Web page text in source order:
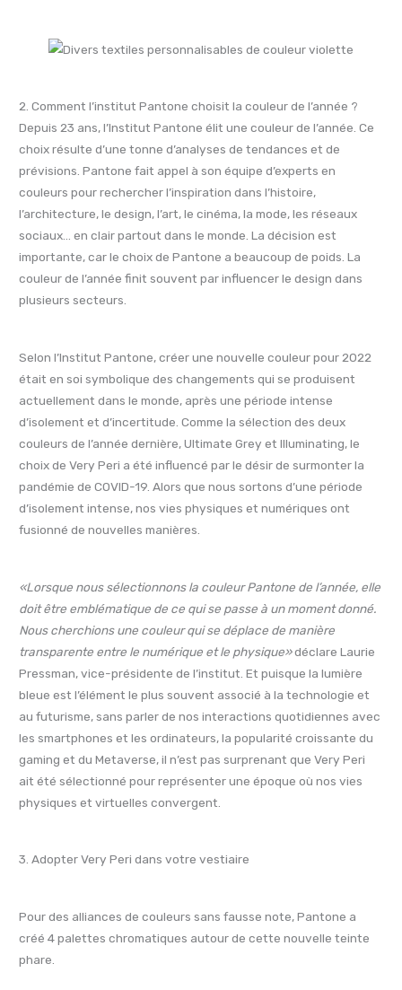
2. Comment l’institut Pantone choisit la couleur de l’année ?
Depuis 23 ans, l’Institut Pantone élit une couleur de l’année. Ce
choix résulte d’une tonne d’analyses de tendances et de
prévisions. Pantone fait appel à son équipe d’experts en
couleurs pour rechercher l’inspiration dans l’histoire,
l’architecture, le design, l’art, le cinéma, la mode, les réseaux
sociaux… en clair partout dans le monde. La décision est
importante, car le choix de Pantone a beaucoup de poids. La
couleur de l’année finit souvent par influencer le design dans
plusieurs secteurs.
Selon l’Institut Pantone, créer une nouvelle couleur pour 2022
était en soi symbolique des changements qui se produisent
actuellement dans le monde, après une période intense
d’isolement et d’incertitude. Comme la sélection des deux
couleurs de l’année dernière, Ultimate Grey et Illuminating, le
choix de Very Peri a été influencé par le désir de surmonter la
pandémie de COVID-19. Alors que nous sortons d’une période
d’isolement intense, nos vies physiques et numériques ont
fusionné de nouvelles manières.
«Lorsque nous sélectionnons la couleur Pantone de l’année, elle
doit être emblématique de ce qui se passe à un moment donné.
Nous cherchions une couleur qui se déplace de manière
transparente entre le numérique et le physique»déclare Laurie
Pressman, vice-présidente de l’institut. Et puisque la lumière
bleue est l’élément le plus souvent associé à la technologie et
au futurisme, sans parler de nos interactions quotidiennes avec
les smartphones et les ordinateurs, la popularité croissante du
gaming et du Metaverse, il n’est pas surprenant que Very Peri
ait été sélectionné pour représenter une époque où nos vies
physiques et virtuelles convergent.
3. Adopter Very Peri dans votre vestiaire
Pour des alliances de couleurs sans fausse note, Pantone a
créé 4 palettes chromatiques autour de cette nouvelle teinte
phare.